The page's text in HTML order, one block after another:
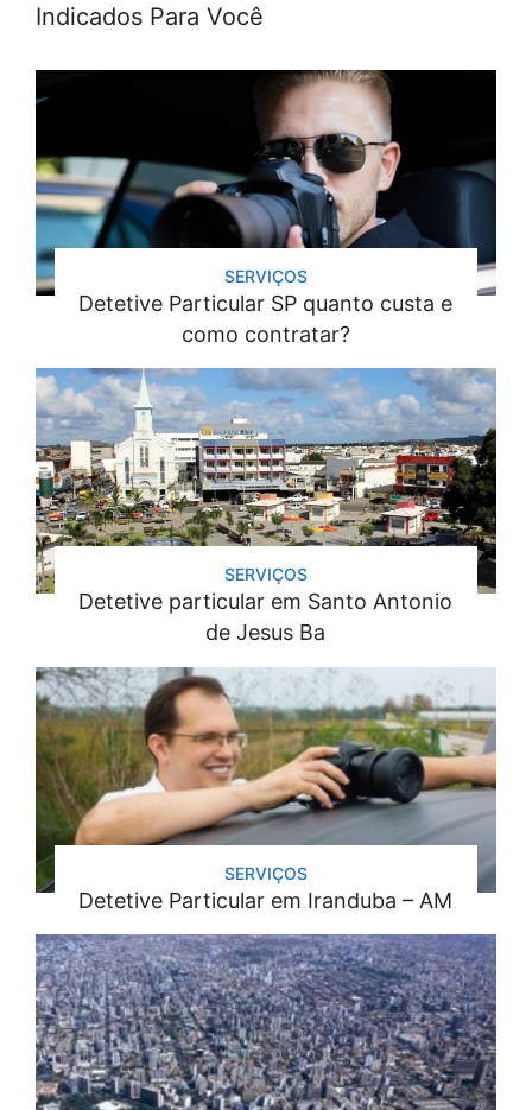
Indicados Para Você
SERVIÇOS
Detetive Particular SP quanto custa e
como contratar?
SERVIÇOS
Detetive particular em Santo Antonio
de Jesus Ba
SERVIÇOS
Detetive Particular em Iranduba – AM